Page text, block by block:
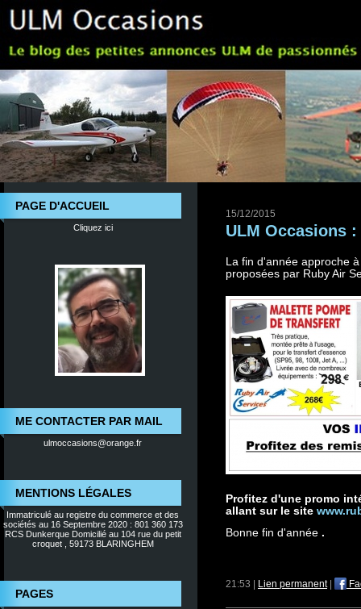
PAGE D'ACCUEIL
Cliquez ici
ME CONTACTER PAR MAIL
ulmoccasions@orange.fr
MENTIONS LÉGALES
Immatriculé au registre du commerce et des
sociétés au 16 Septembre 2020 : 801 360 173
RCS Dunkerque Domicilié au 104 rue du petit
croquet , 59173 BLARINGHEM
PAGES
15/12/2015
ULM Occasions
La fin d'année approche
proposées par Ruby Air
Profitez d'une promo
allant sur le site
Bonne fin d'année .
21:53 | Lien permanent|